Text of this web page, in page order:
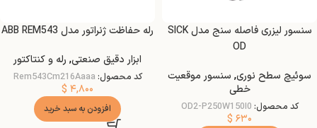
سنسور لیزری فاصله سنج مدل SICK
OD
سوئیچ سطح نوری, سنسور موقعیت
خطی
کد محصول: OD2-P250W150I0
$ ۶۳۰
رله حفاظت ژنراتور مدل ABB REM543
ابزار دقیق صنعتی, رله و کنتاکتور
کد محصول: Rem543Cm216Aaaa
$ ۴,۸۰۰
افزودن به سبد خرید